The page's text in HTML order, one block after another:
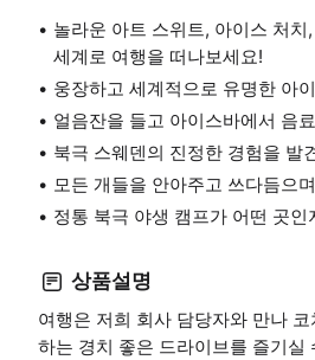
놀라운 아트 스위트, 아이스 처
세계로 여행을 떠나보세요!
웅장하고 세계적으로 유명한 아
얼음잔을 들고 아이스바에서 음
북극 스웨덴의 진정한 경험을 발
모든 개들을 안아주고 쓰다듬으
정통 북극 야생 캠프가 어떤 곳인
상품설명
여행은 저희 회사 담당자와 만나
하는 경치 좋은 드라이브를 즐기실